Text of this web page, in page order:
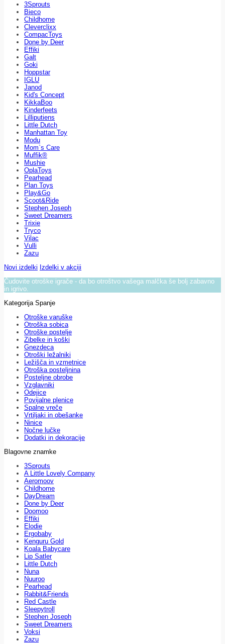
3Sprouts
Bieco
Childhome
Cleverclixx
CompacToys
Done by Deer
Effiki
Galt
Goki
Hoppstar
IGLU
Janod
Kid's Concept
KikkaBoo
Kinderfeets
Lilliputiens
Little Dutch
Manhattan Toy
Modu
Mom`s Care
Muffik®
Mushie
OplaToys
Pearhead
Plan Toys
Play&Go
Scoot&Ride
Stephen Joseph
Sweet Dreamers
Trixie
Tryco
Vilac
Vulli
Zazu
Novi izdelki Izdelki v akciji
Čudovite otroške igrače - da bo otroštvo vašega malčka še bolj zabavno
in igrivo.
Kategorija Spanje
Otroške varuške
Otroška sobica
Otroške postelje
Zibelke in koški
Gnezdeca
Otroški ležalniki
Ležišča in vzmetnice
Otroška posteljnina
Posteljne obrobe
Vzglavniki
Odejice
Povijalne plenice
Spalne vreče
Vrtiljaki in obešanke
Ninice
Nočne lučke
Dodatki in dekoracije
Blagovne znamke
3Sprouts
A Little Lovely Company
Aeromoov
Childhome
DayDream
Done by Deer
Doomoo
Effiki
Elodie
Ergobaby
Kenguru Gold
Koala Babycare
Lip Satler
Little Dutch
Nuna
Nuuroo
Pearhead
Rabbit&Friends
Red Castle
Sleepytroll
Stephen Joseph
Sweet Dreamers
Voksi
Zazu